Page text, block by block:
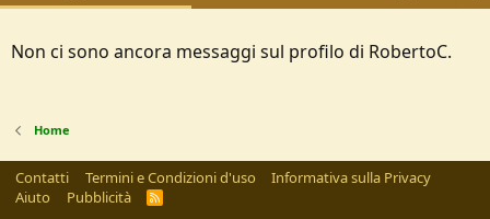
Non ci sono ancora messaggi sul profilo di RobertoC.
Home
Contatti Termini e Condizioni d'uso
Informativa sulla Privacy
Aiuto
Pubblicità
R